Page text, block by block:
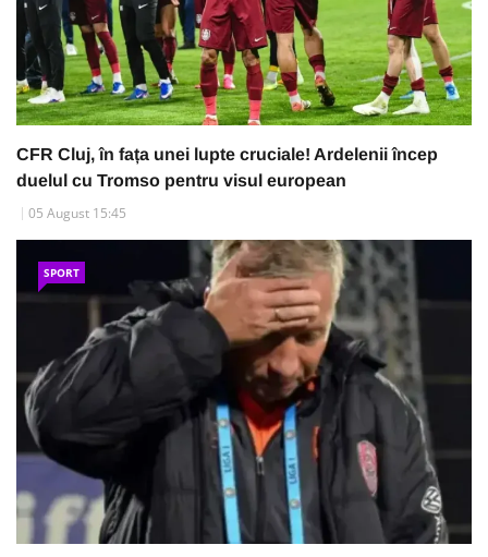
CFR Cluj, în fața unei lupte cruciale! Ardelenii încep
duelul cu Tromso pentru visul european
05 August 15:45
SPORT